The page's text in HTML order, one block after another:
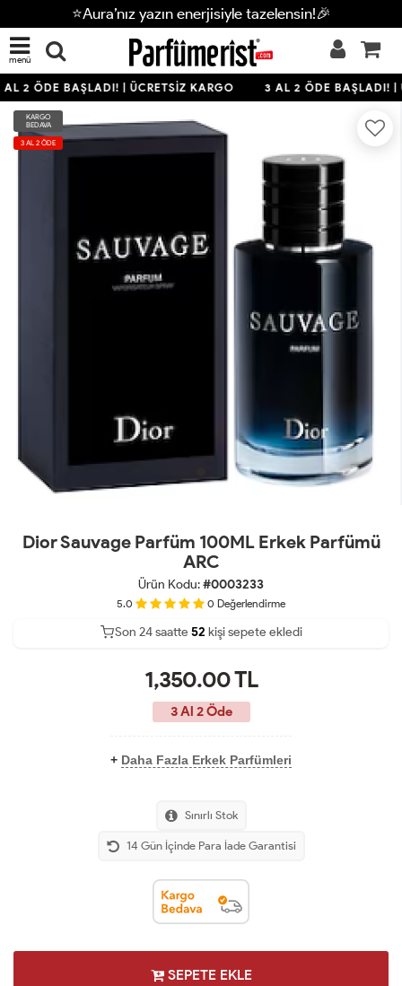
⭐Aura’nız yazın enerjisiyle tazelensin!🎉
menü
2 ÖDE BAŞLADI! | ÜCRETSİZ KARGO 3 AL 2 ÖDE BAŞLADI! |
KARGO
BEDAVA
3 AL 2 ÖDE
Dior Sauvage Parfüm 100ML Erkek Parfümü
ARC
Ürün Kodu:#0003233
5.0 0 Değerlendirme
42
Son 24 saatte 53 kişi sepete ekledi
20
1,350.00TL
3 Al 2 Öde
+ Daha Fazla Erkek Parfümleri
Sınırlı Stok
14 Gün İçinde Para İade Garantisi
SEPETE EKLE